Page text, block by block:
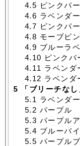
4.5 ピンクパ
4.6 ラベンダ
4.7 ピンクパ
4.8 モーブピ
4.9 ブルーラ
4.10 ピンクパ
4.11 ラベンダ
4.12 ラベンダ
5 「ブリーチな
5.1 ラベンダ
5.2 パープル
5.3 パープル
5.4 ブルーバ
5.5 パープル